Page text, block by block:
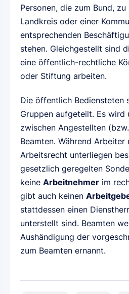
Personen, die zum Bund,
Landkreis oder einer
entsprechenden
stehen. Gleichgestellt sind
eine öffentlich-rechtliche
oder Stiftung arbeiten.
Die öffentlich Bediensteten
Gruppen aufgeteilt. Es wird
zwischen Angestellten
Beamten. Während
Arbeitsrecht unterliegen
gesetzlich geregelten
keine Arbeitnehmer im
gibt auch keinen
stattdessen einen
unterstellt sind. Beamten
Aushändigung der
zum Beamten ernannt.